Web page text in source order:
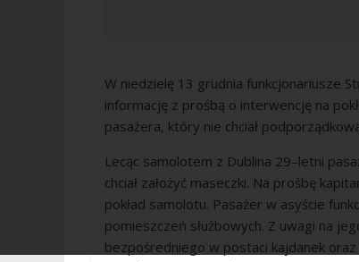
W niedzielę 13 grudnia funkcjonariusze
informację z prośbą o interwencję na
pasażera, który nie chciał
Lecąc samolotem z Dublina 29–letni
chciał założyć maseczki. Na prośbę
pokład samolotu. Pasażer w asyście
pomieszczeń służbowych. Z uwagi na
bezpośredniego w postaci kajdanek